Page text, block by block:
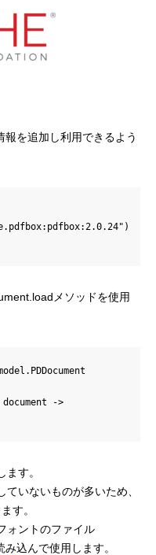
を追加し利用できるよう
メソッドを使用
document ->
す。
いないものが多いため、
す。
ォントのファイル
込んで使用します。